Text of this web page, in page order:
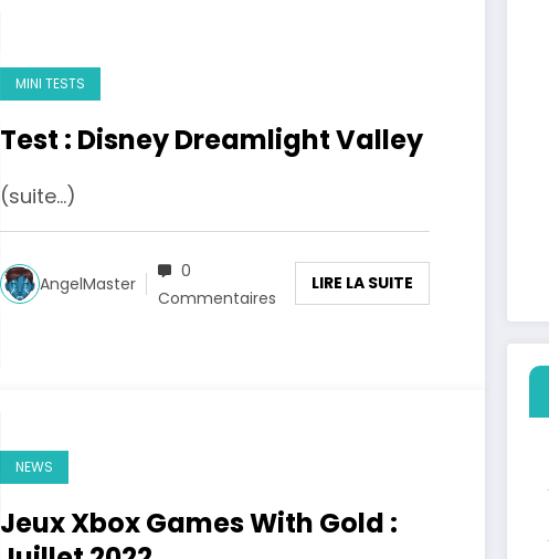
MINI TESTS
Test : Disney Dreamlight Valley
(suite…)
AngelMaster
0
Commentaires
LIRE LA SUITE
NEWS
Jeux Xbox Games With Gold :